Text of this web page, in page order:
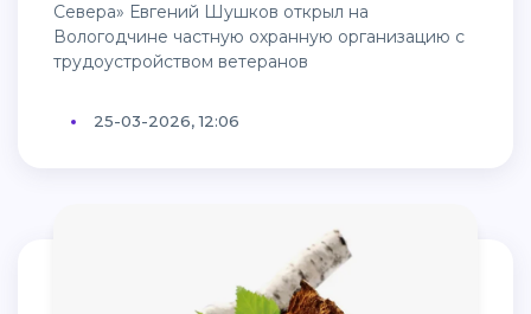
Севера» Евгений Шушков открыл на
Вологодчине частную охранную организацию с
трудоустройством ветеранов
25-03-2026, 12:06